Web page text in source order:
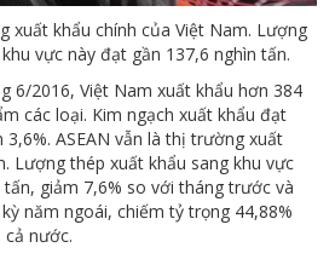
xuất khẩu chính của Việt Nam. Lượng
vực này đạt gần 137,6 nghìn tấn.
6/2016, Việt Nam xuất khẩu hơn 384
các loại. Kim ngạch xuất khẩu đạt
ASEAN vẫn là thị trường xuất
Lượng thép xuất khẩu sang khu vực
giảm 7,6% so với tháng trước và
năm ngoái, chiếm tỷ trọng 44,88%
nước.